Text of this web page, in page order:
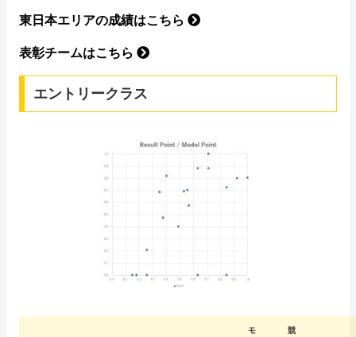
東日本エリアの成績はこちら
表彰チームはこちら
エントリークラス
モ
競